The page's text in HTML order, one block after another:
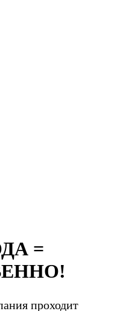
=
проходит